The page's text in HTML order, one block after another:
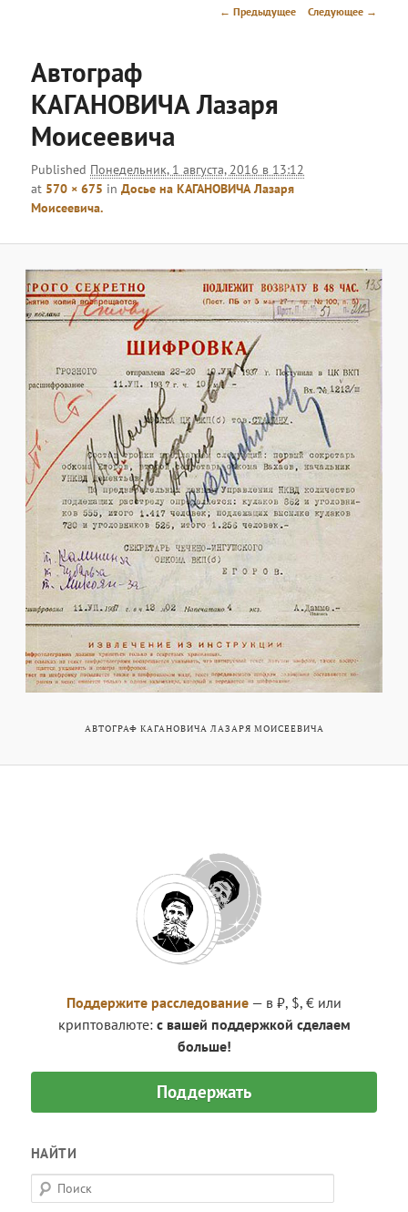
Навигация
← Предыдущее Следующее →
Автограф
КАГАНОВИЧА Лазаря
Моисеевича
Published Понедельник, 1 августа, 2016 в 13:12
at 570 × 675 inДосье на КАГАНОВИЧА Лазаря
Моисеевича.
АВТОГРАФ КАГАНОВИЧА ЛАЗАРЯ МОИСЕЕВИЧА
Поддержите расследование — в ₽, $, € или
криптовалюте: с вашей поддержкой сделаем
больше!
Поддержать
НАЙТИ
П
о